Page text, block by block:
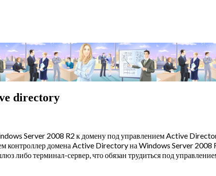
directory
Server 2008 R2 к домену под управлением Active
контроллер домена Active Directory на Windows Server 2008
либо терминал-сервер, что обязан трудиться под